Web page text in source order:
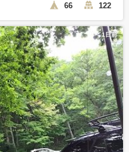
66 122
1日前